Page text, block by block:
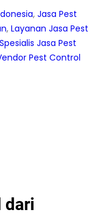
, Jasa Pest
, Layanan Jasa Pest
Spesialis Jasa Pest
Pest Control
dari